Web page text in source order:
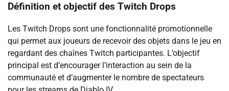
Définition et objectif des Twitch Drops
Les Twitch Drops sont une fonctionnalité promotionnelle
qui permet aux joueurs de recevoir des objets dans le jeu en
regardant des chaînes Twitch participantes. L’objectif
principal est d’encourager l’interaction au sein de la
communauté et d’augmenter le nombre de spectateurs